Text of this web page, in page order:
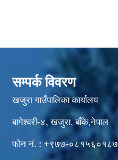
सम्पर्क विवरण
खजुरा गाउँपालिका कार्यालय
बागेश्वरी-४, खजुरा, बाँके,नेपाल
फोन नं. : +९७७-०८१५६०१८७